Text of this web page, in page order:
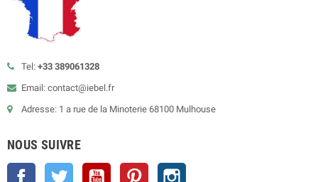
Tel: +33 389061328
Email: contact@iebel.fr
Adresse: 1 a rue de la Minoterie 68100 Mulhouse
NOUS SUIVRE
Facebook Twitter YouTube Pinterest